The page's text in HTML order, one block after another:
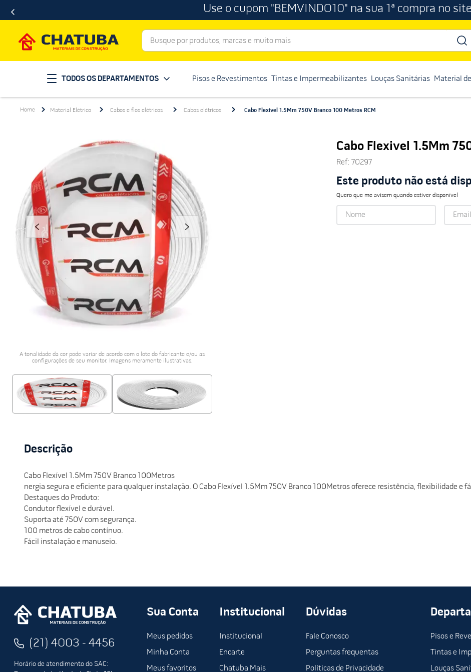
Use o cupom "BEMVINDO10" na sua 1ª compra no site
Busque por produtos, marcas e muito mais
TODOS OS DEPARTAMENTOS Pisos e Revestimentos Tintas e Impermeabilizantes Louças Sanitárias Material
Material Elétrico Cabos e fios elétricos Cabos elétricos Cabo Flexivel 1.5Mm 750V Branco 100 Metros RCM
A tonalidade da cor pode variar de acordo com o lote do fabricante e/ou as
configurações de seu monitor. Imagens meramente ilustrativas.
Cabo Flexivel 1.5Mm
Ref: 70297
Este produto não está
Quero que me avisem quando estiver disponível
Descrição
Cabo Flexível 1.5Mm 750V Branco 100Metros
nergia segura e eficiente para qualquer instalação. O Cabo Flexível 1.5Mm 750V Branco 100Metros oferece resistência, flexibilidade e
Destaques do Produto:
Condutor flexível e durável.
Suporta até 750V com segurança.
100 metros de cabo contínuo.
Fácil instalação e manuseio.
(21) 4003 - 4456
Horário de atendimento do SAC:
Sua Conta
Meus pedidos
Minha Conta
Meus favoritos
Institucional
Institucional
Encarte
Chatuba Mais
Dúvidas
Fale Conosco
Perguntas frequentas
Políticas de Privacidade
Pisos e
Tintas e
Louças
1 º porcelanato
2º telha
massa corrida
7 chuveiro
vaso sanitário
telhas
10º porcelanato acetinado